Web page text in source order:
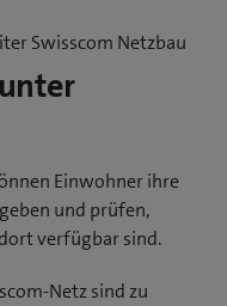
Swisscom Netzbau
Einwohner ihre
und prüfen,
verfügbar sind.
Netz sind zu